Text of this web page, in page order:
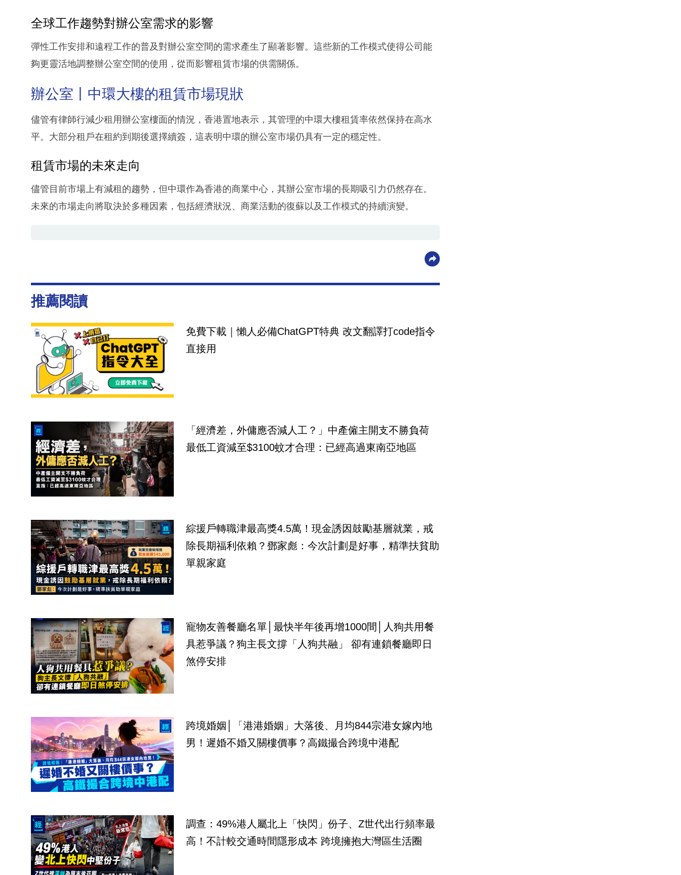
全球工作趨勢對辦公室需求的影響
彈性工作安排和遠程工作的普及對辦公室空間的需求產生了顯著影響。這些新的工作模式使得公司能
夠更靈活地調整辦公室空間的使用，從而影響租賃市場的供需關係。
辦公室丨中環大樓的租賃市場現狀
儘管有律師行減少租用辦公室樓面的情況，香港置地表示，其管理的中環大樓租賃率依然保持在高水
平。大部分租戶在租約到期後選擇續簽，這表明中環的辦公室市場仍具有一定的穩定性。
租賃市場的未來走向
儘管目前市場上有減租的趨勢，但中環作為香港的商業中心，其辦公室市場的長期吸引力仍然存在。
未來的市場走向將取決於多種因素，包括經濟狀況、商業活動的復蘇以及工作模式的持續演變。
推薦閱讀
免費下載｜懶人必備ChatGPT特典 改文翻譯打code指令
直接用
「經濟差，外傭應否減人工？」中產僱主開支不勝負荷
最低工資減至$3100蚊才合理：已經高過東南亞地區
綜援戶轉職津最高獎4.5萬！現金誘因鼓勵基層就業，戒
除長期福利依賴？鄧家彪：今次計劃是好事，精準扶貧助
單親家庭
寵物友善餐廳名單│最快半年後再增1000間│人狗共用餐
具惹爭議？狗主長文撐「人狗共融」 卻有連鎖餐廳即日
煞停安排
跨境婚姻│「港港婚姻」大落後、月均844宗港女嫁內地
男！遲婚不婚又關樓價事？高鐵撮合跨境中港配
調查：49%港人屬北上「快閃」份子、Z世代出行頻率最
高！不計較交通時間隱形成本 跨境擁抱大灣區生活圈